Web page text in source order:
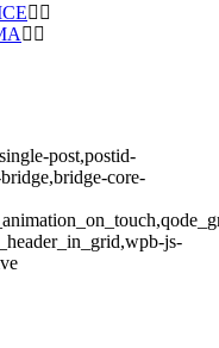
post,postid-
core-
js-